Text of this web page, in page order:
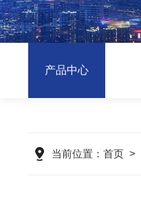
产品中心
当前位置： 首页>